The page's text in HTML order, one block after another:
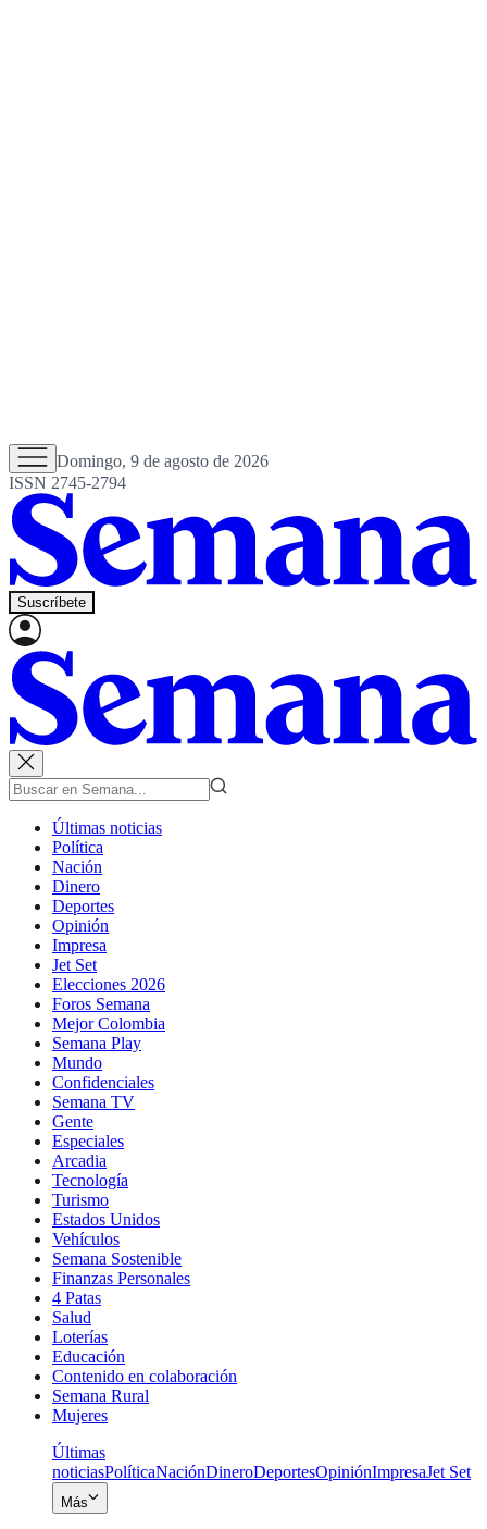
Domingo, 9 de agosto de 2026
ISSN 2745-2794
Suscríbete
Últimas noticias
Política
Nación
Dinero
Deportes
Opinión
Impresa
Jet Set
Elecciones 2026
Foros Semana
Mejor Colombia
Semana Play
Mundo
Confidenciales
Semana TV
Gente
Especiales
Arcadia
Tecnología
Turismo
Estados Unidos
Vehículos
Semana Sostenible
Finanzas Personales
4 Patas
Salud
Loterías
Educación
Contenido en colaboración
Semana Rural
Mujeres
Últimas
noticiasPolíticaNaciónDineroDeportesOpiniónImpresaJet Set
Más